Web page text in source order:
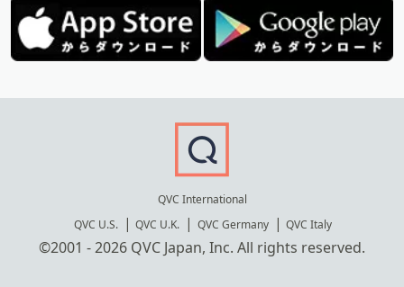
QVC International
QVC U.S.
QVC U.K. QVC Germany QVC Italy
©2001 - 2026 QVC Japan, Inc. All rights reserved.